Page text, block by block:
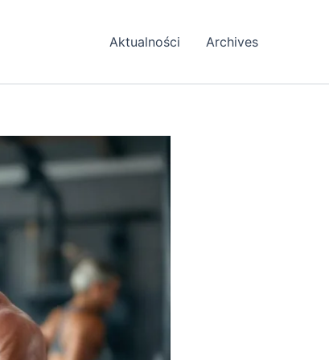
Aktualności Archives